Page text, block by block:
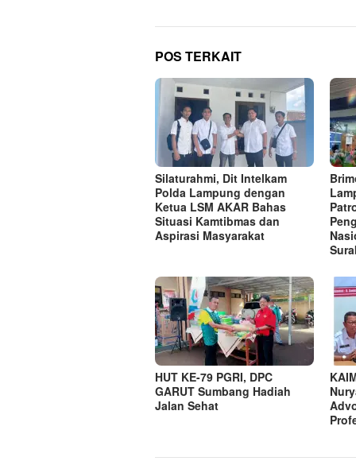
POS TERKAIT
Silaturahmi, Dit Intelkam
Polda Lampung dengan
Ketua LSM AKAR Bahas
Situasi Kamtibmas dan
Aspirasi Masyarakat
HUT KE-79 PGRI, DPC
GARUT Sumbang Hadiah
Jalan Sehat